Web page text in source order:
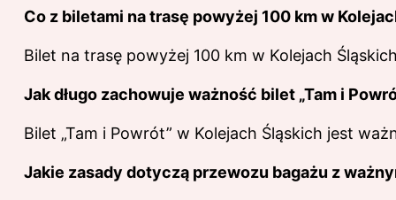
Co z biletami na trasę powyżej 100 km w
Bilet na trasę powyżej 100 km w Kolejach
Jak długo zachowuje ważność bilet „Tam i
Bilet „Tam i Powrót” w Kolejach Śląskich jest
Jakie zasady dotyczą przewozu bagażu z